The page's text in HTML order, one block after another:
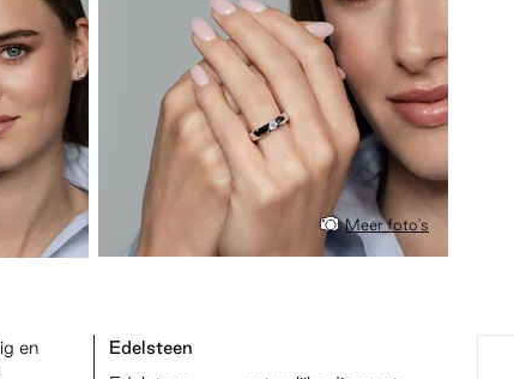
Meer foto's
en
Edelsteen